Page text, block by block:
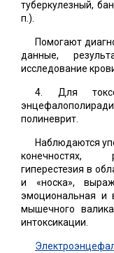
туберкулезный,
п.).
Помогают
данные,
исследование
4. Для
полиневрит.
Наблюдаются
конечностях,
гиперестезия в
и «носка»,
эмоциональная и
мышечного
интоксикации.